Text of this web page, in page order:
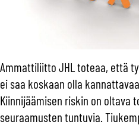
Ammattiliitto JHL toteaa, että
ei saa koskaan olla
Kiinnijäämisen riskin on oltava
seuraamusten tuntuvia.